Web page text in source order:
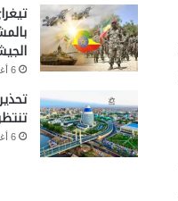
6 أغسطس، 2026
6 أغسطس، 2026